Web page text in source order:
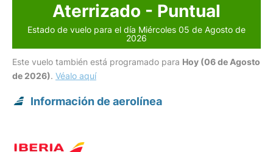
Aterrizado - Puntual
Estado de vuelo para el día Miércoles 05 de Agosto de
2026
Este vuelo también está programado para Hoy (06 de Agosto
de 2026). Véalo aquí
Información de aerolínea